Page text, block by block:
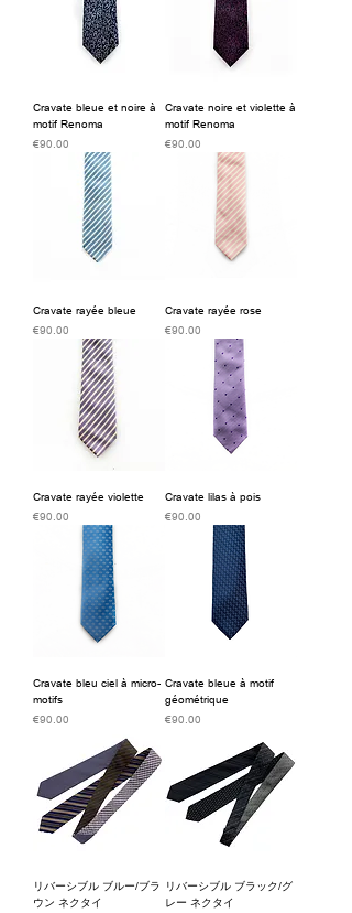
Cravate bleue et noire à
motif Renoma
価格
€90.00
Cravate noire et violette à
motif Renoma
価格
€90.00
Cravate rayée bleue
価格
€90.00
Cravate rayée rose
価格
€90.00
Cravate rayée violette
価格
€90.00
Cravate lilas à pois
価格
€90.00
Cravate bleu ciel à micro-
motifs
価格
€90.00
Cravate bleue à motif
géométrique
価格
€90.00
リバーシブル ブルー/ブラ
ウン ネクタイ
リバーシブル ブラック/グ
レー ネクタイ